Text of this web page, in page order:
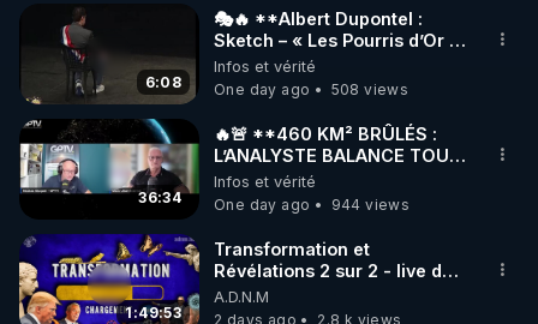
▶ 30 jours gratuit sur l’application de méditation et
de bien-être ENVOL :
Rendez-vous sur https://www.envol.app/code
le code : REGENERE
6:08
🎭🔥 **Albert Dupontel :
Sketch – « Les Pourris d’Or »
🏆💰**
Infos et vérité
One day ago
508 views
36:34
🔥🚨 **460 KM² BRÛLÉS :
L’ANALYSTE BALANCE TOUT
SUR CETTE IMPOSTURE !**
🔥🌲 | GPTV
Infos et vérité
One day ago
944 views
1:49:53
Transformation et
Révélations 2 sur 2 - live du
07/08/26
A.D.N.M
2 days ago
2.8 k views